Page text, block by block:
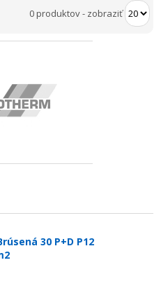
0 produktov- zobraziť
30 P+D P12